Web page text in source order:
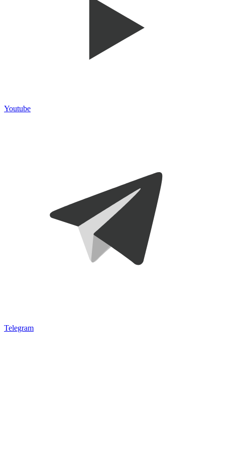
Youtube
Telegram